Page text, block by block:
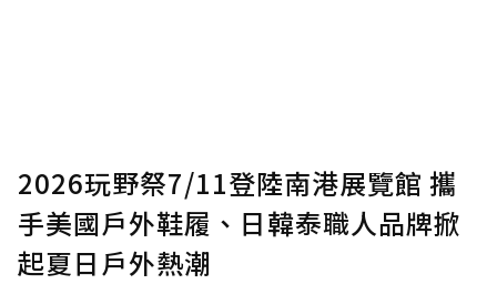
2026玩野祭7/11登陸南港展覽館 攜
手美國戶外鞋履、日韓泰職人品牌掀
起夏日戶外熱潮